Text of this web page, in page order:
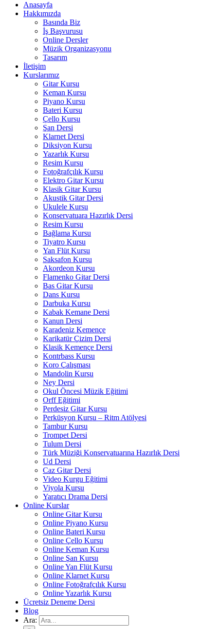
Anasayfa
Hakkımızda
Basında Biz
İş Başvurusu
Online Dersler
Müzik Organizasyonu
Tasarım
İletişim
Kurslarımız
Gitar Kursu
Keman Kursu
Piyano Kursu
Bateri Kursu
Çello Kursu
Şan Dersi
Klarnet Dersi
Diksiyon Kursu
Yazarlık Kursu
Resim Kursu
Fotoğrafçılık Kursu
Elektro Gitar Kursu
Klasik Gitar Kursu
Akustik Gitar Dersi
Ukulele Kursu
Konservatuara Hazırlık Dersi
Resim Kursu
Bağlama Kursu
Tiyatro Kursu
Yan Flüt Kursu
Saksafon Kursu
Akordeon Kursu
Flamenko Gitar Dersi
Bas Gitar Kursu
Dans Kursu
Darbuka Kursu
Kabak Kemane Dersi
Kanun Dersi
Karadeniz Kemençe
Karikatür Çizim Dersi
Klasik Kemençe Dersi
Kontrbass Kursu
Koro Çalışması
Mandolin Kursu
Ney Dersi
Okul Öncesi Müzik Eğitimi
Orff Eğitimi
Perdesiz Gitar Kursu
Perküsyon Kursu – Ritm Atölyesi
Tambur Kursu
Trompet Dersi
Tulum Dersi
Türk Müziği Konservatuarına Hazırlık Dersi
Ud Dersi
Caz Gitar Dersi
Video Kurgu Eğitimi
Viyola Kursu
Yaratıcı Drama Dersi
Online Kurslar
Online Gitar Kursu
Online Piyano Kursu
Online Bateri Kursu
Online Çello Kursu
Online Keman Kursu
Online Şan Kursu
Online Yan Flüt Kursu
Online Klarnet Kursu
Online Fotoğrafçılık Kursu
Online Yazarlık Kursu
Ücretsiz Deneme Dersi
Blog
Ara: